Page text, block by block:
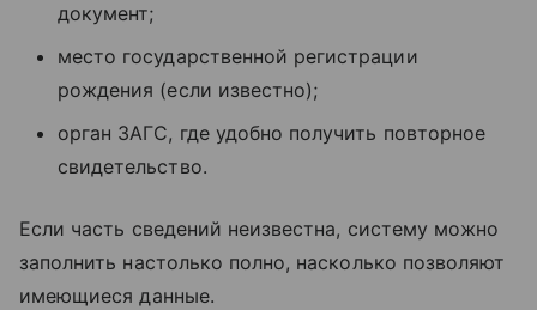
документ;
место государственной регистрации
рождения (если известно);
орган ЗАГС, где удобно получить повторное
свидетельство.
Если часть сведений неизвестна, систему можно
заполнить настолько полно, насколько позволяют
имеющиеся данные.